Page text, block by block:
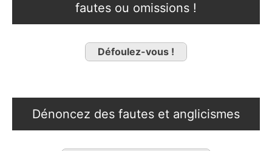
fautes ou omissions !
Défoulez-vous !
Dénoncez des fautes et anglicismes